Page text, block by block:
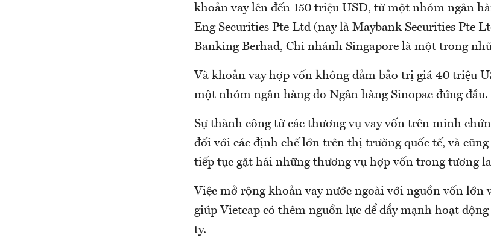
khoản vay lên đến 150 triệu USD, từ một nhóm ngân
Eng Securities Pte Ltd (nay là Maybank Securities Pte
Banking Berhad, Chi nhánh Singapore là một trong
Và khoản vay hợp vốn không đảm bảo trị giá 40 triệu
một nhóm ngân hàng do Ngân hàng Sinopac đứng đầu.
Sự thành công từ các thương vụ vay vốn trên minh
đối với các định chế lớn trên thị trường quốc tế, và cũng
tiếp tục gặt hái những thương vụ hợp vốn trong tương
Việc mở rộng khoản vay nước ngoài với nguồn vốn lớn
giúp Vietcap có thêm nguồn lực để đẩy mạnh hoạt
ty.